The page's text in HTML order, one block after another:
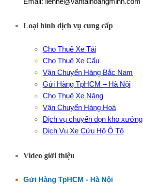
Loại hình dịch vụ cung cấp
Cho Thuê Xe Tải
Cho Thuê Xe Cẩu
Vận Chuyển Hàng Bắc Nam
Gửi Hàng TpHCM – Hà Nội
Cho Thuê Xe Nâng
Vận Chuyển Hàng Hoá
Dịch vụ chuyển dọn kho xưởng
Dịch Vụ Xe Cứu Hộ Ô Tô
Video giới thiệu
Gửi Hàng TpHCM - Hà Nội